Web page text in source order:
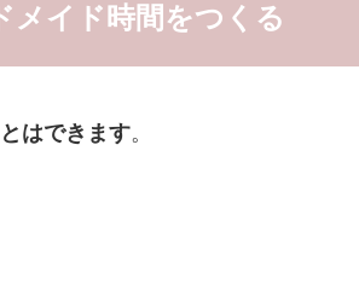
メイド時間をつくる
はできます。